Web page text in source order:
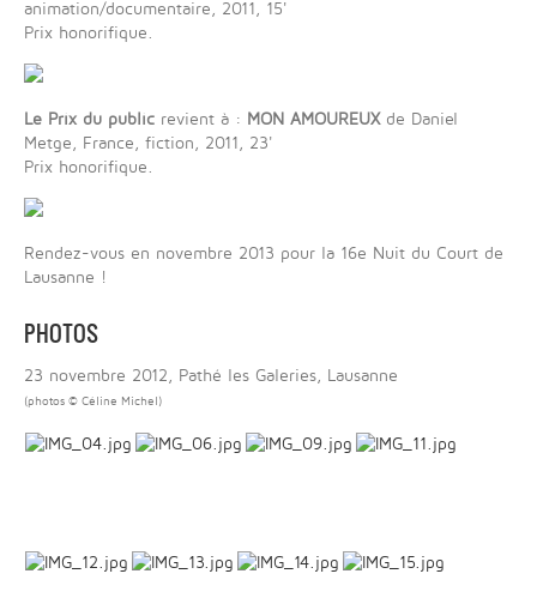
animation/documentaire, 2011, 15'
Prix honorifique.
Le Prix du public revient à : MON AMOUREUXde Daniel
Metge, France, fiction, 2011, 23'
Prix honorifique.
Rendez-vous en novembre 2013 pour la 16e Nuit du Court de
Lausanne !
PHOTOS
23 novembre 2012, Pathé les Galeries, Lausanne
(photos © Céline Michel)